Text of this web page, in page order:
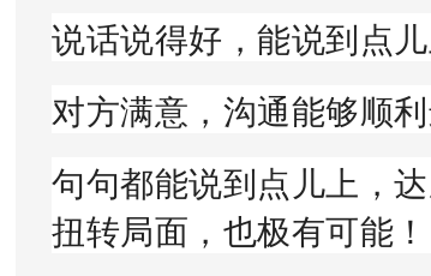
说话说得好，能说到点
对方满意，沟通能够顺利
句句都能说到点儿上，
扭转局面，也极有可能！